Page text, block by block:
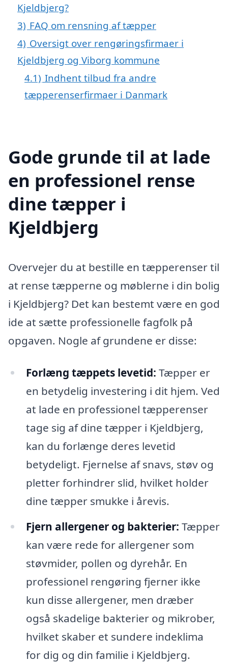
Kjeldbjerg?
3) FAQ om rensning af tæpper
4) Oversigt over rengøringsfirmaer i
Kjeldbjerg og Viborg kommune
4.1) Indhent tilbud fra andre
tæpperenserfirmaer i Danmark
Gode grunde til at lade
en professionel rense
dine tæpper i
Kjeldbjerg
Overvejer du at bestille en tæpperenser til
at rense tæpperne og møblerne i din bolig
i Kjeldbjerg? Det kan bestemt være en god
ide at sætte professionelle fagfolk på
opgaven. Nogle af grundene er disse:
Forlæng tæppets levetid: Tæpper er
en betydelig investering i dit hjem. Ved
at lade en professionel tæpperenser
tage sig af dine tæpper i Kjeldbjerg,
kan du forlænge deres levetid
betydeligt. Fjernelse af snavs, støv og
pletter forhindrer slid, hvilket holder
dine tæpper smukke i årevis.
Fjern allergener og bakterier: Tæpper
kan være rede for allergener som
støvmider, pollen og dyrehår. En
professionel rengøring fjerner ikke
kun disse allergener, men dræber
også skadelige bakterier og mikrober,
hvilket skaber et sundere indeklima
for dig og din familie i Kjeldbjerg.